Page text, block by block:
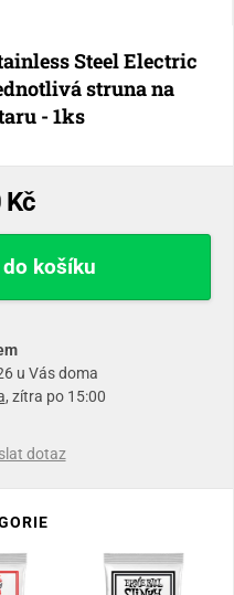
Steel Electric
struna na
- 1ks
Kč
košíku
u Vás doma
, zítra po 15:00
dotaz